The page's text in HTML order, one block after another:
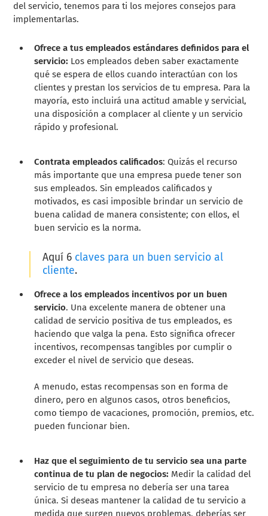
del servicio, tenemos para ti los mejores consejos para
implementarlas.
Ofrece a tus empleados estándares definidos para el
servicio: Los empleados deben saber exactamente
qué se espera de ellos cuando interactúan con los
clientes y prestan los servicios de tu empresa. Para la
mayoría, esto incluirá una actitud amable y servicial,
una disposición a complacer al cliente y un servicio
rápido y profesional.
Contrata empleados calificados: Quizás el recurso
más importante que una empresa puede tener son
sus empleados. Sin empleados calificados y
motivados, es casi imposible brindar un servicio de
buena calidad de manera consistente; con ellos, el
buen servicio es la norma.
Aquí 6 claves para un buen servicio al
cliente.
Ofrece a los empleados incentivos por un buen
servicio. Una excelente manera de obtener una
calidad de servicio positiva de tus empleados, es
haciendo que valga la pena. Esto significa ofrecer
incentivos, recompensas tangibles por cumplir o
exceder el nivel de servicio que deseas.
A menudo, estas recompensas son en forma de
dinero, pero en algunos casos, otros beneficios,
como tiempo de vacaciones, promoción, premios, etc.
pueden funcionar bien.
Haz que el seguimiento de tu servicio sea una parte
continua de tu plan de negocios: Medir la calidad del
servicio de tu empresa no debería ser una tarea
única. Si deseas mantener la calidad de tu servicio a
medida que surgen nuevos problemas, deberías ser